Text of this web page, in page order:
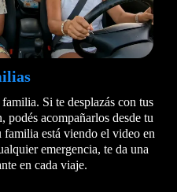
Si te desplazás con tus
podés acompañarlos desde tu
familia está viendo el video en
emergencia, te da una
en cada viaje.